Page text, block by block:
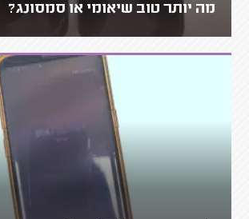
מה יותר טוב שיאומי או סמסונג?